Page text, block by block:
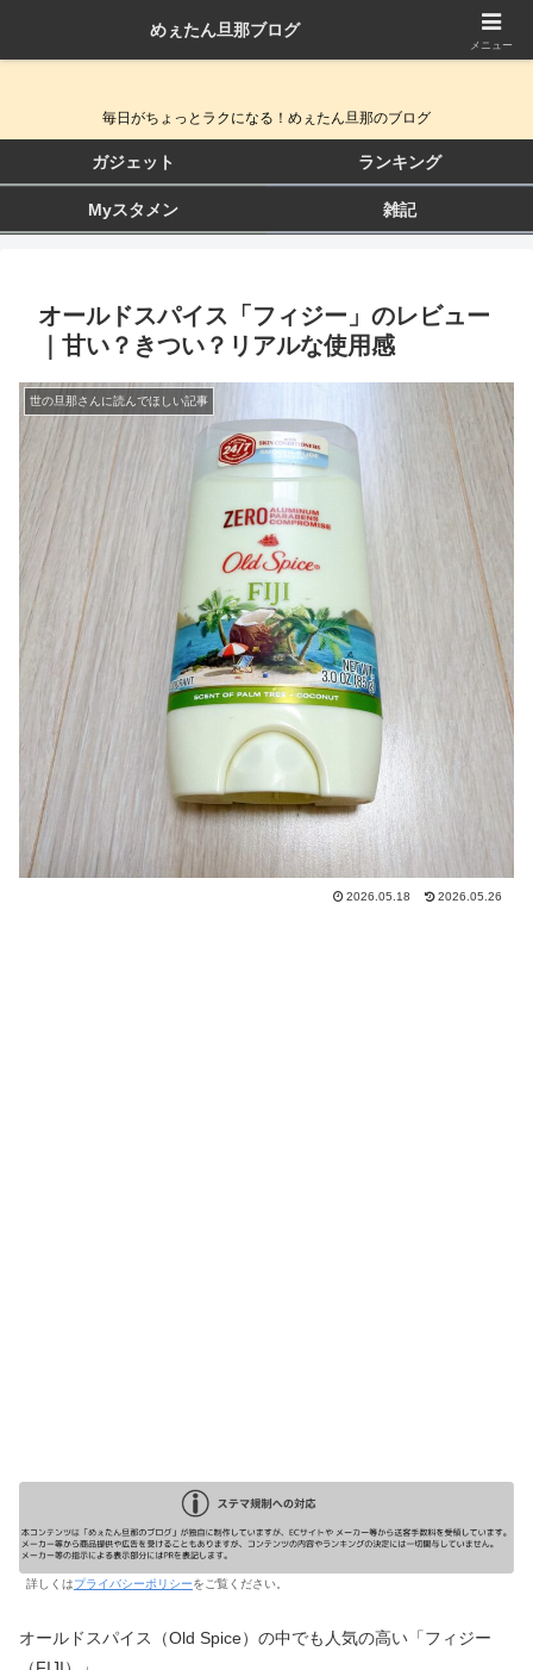
QOL向上ガジェット＆生活改善ブログ
毎日がちょっとラクになる！めぇたん旦那のブログ
ガジェット ランキング
Myスタメン 雑記
オールドスパイス「フィジー」のレビュー
｜甘い？きつい？リアルな使用感
世の旦那さんに読んでほしい記事
2026.05.18 2026.05.26
詳しくはプライバシーポリシーをご覧ください。
オールドスパイス（Old Spice）の中でも人気の高い「フィジー
めぇたん旦那ブログ
メニュー